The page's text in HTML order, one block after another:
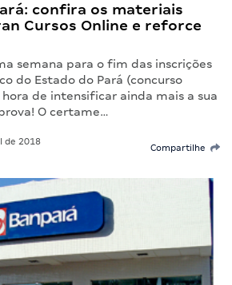
confira os materiais
Cursos Online e reforce
semana para o fim das inscrições
do Estado do Pará (concurso
hora de intensificar ainda mais a sua
O certame…
de 2018
Compartilhe